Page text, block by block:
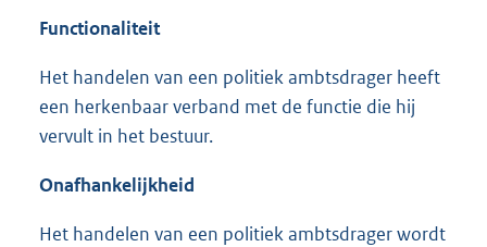
Functionaliteit
Het handelen van een politiek ambtsdrager heeft
een herkenbaar verband met de functie die hij
vervult in het bestuur.
Onafhankelijkheid
Het handelen van een politiek ambtsdrager wordt